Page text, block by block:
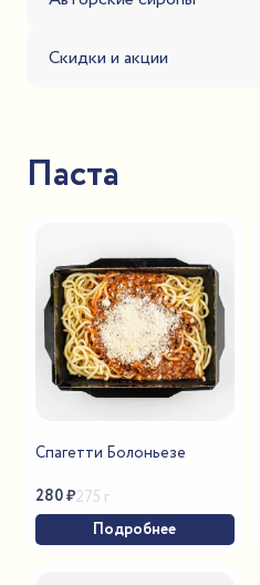
Скидки и акции
Паста
Спагетти Болоньезе
280₽275 г
Подробнее